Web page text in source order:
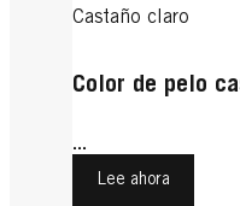
Castaño claro
Color de pelo
...
Lee ahora